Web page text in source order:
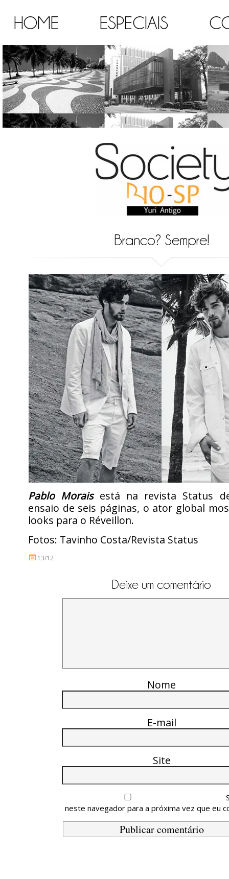
HOME ESPECIAIS
Branco? Sempre!
Pablo Moraisestá na revista Status
ensaio de seis páginas, o ator global
looks para o Réveillon.
Fotos: Tavinho Costa/Revista Status
13/12
Deixe um comentário
Nome
E-mail
Site
neste navegador para a próxima vez que eu